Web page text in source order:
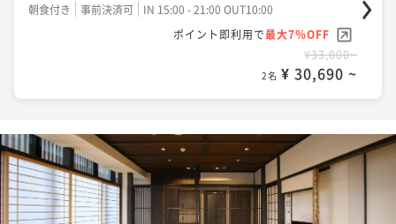
朝食付き 事前決済可
IN 15:00 - 21:00 OUT10:00
ポイント即利用で最大7％OFF
¥33,000~
2名 ¥ 30,690 ~